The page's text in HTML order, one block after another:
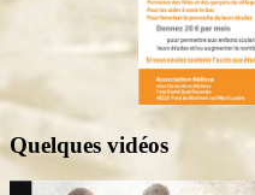
Quelques vidéos